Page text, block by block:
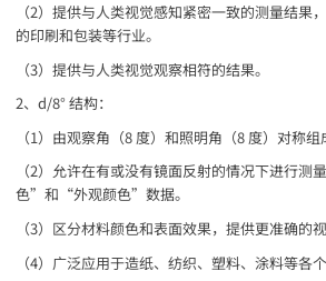
（2）提供与人类视觉感知紧密一致的测量结果
的印刷和包装等行业。
（3）提供与人类视觉观察相符的结果。
2、d/8° 结构：
（1）由观察角（8 度）和照明角（8 度）对称组
（2）允许在有或没有镜面反射的情况下进行测
色”和“外观颜色”数据。
（3）区分材料颜色和表面效果，提供更准确的
（4）广泛应用于造纸、纺织、塑料、涂料等各个